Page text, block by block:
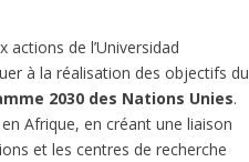
actions de l’Universidad
à la réalisation des objectifs du
2030 des Nations Unies.
Afrique, en créant une liaison
et les centres de recherche